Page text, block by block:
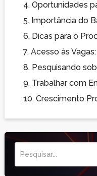
4.Oportunidades
5.Importância do
6.Dicas para o
7.Acesso às
8.Pesquisando
9.Trabalhar com
10.Crescimento